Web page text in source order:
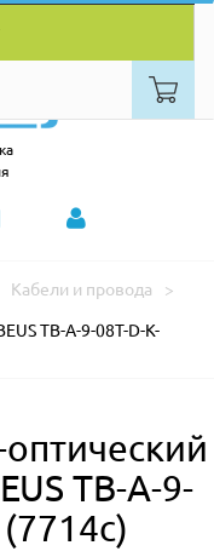
Кабели и провода
TB-A-9-08T-D-K-
TB-A-9-